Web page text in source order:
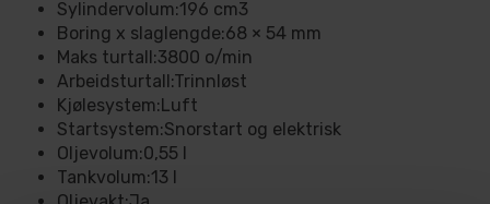
Sylindervolum:196 cm3
Boring x slaglengde:68 × 54 mm
Maks turtall:3800 o/min
Arbeidsturtall:Trinnløst
Kjølesystem:Luft
Startsystem:Snorstart og elektrisk
Oljevolum:0,55 l
Tankvolum:13 l